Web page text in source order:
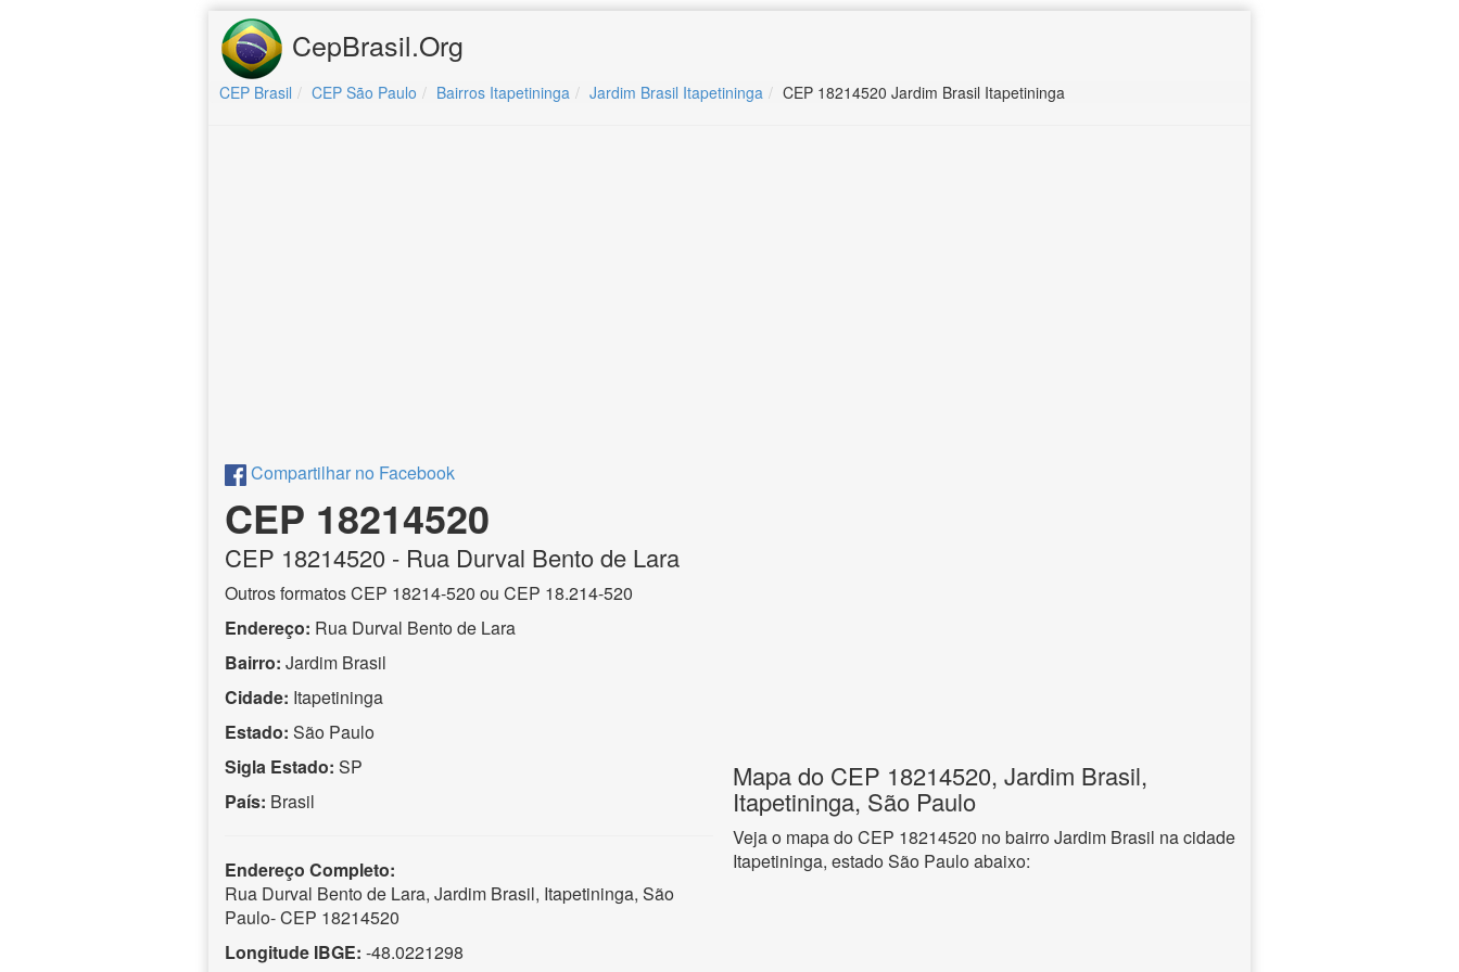
CepBrasil.Org
CEP Brasil CEP São Paulo Bairros Itapetininga Jardim Brasil Itapetininga CEP 18214520 Jardim Brasil Itapetininga
Compartilhar no Facebook
CEP 18214520
CEP 18214520 - Rua Durval Bento de Lara
Outros formatos CEP 18214-520 ou CEP 18.214-520
Endereço: Rua Durval Bento de Lara
Bairro: Jardim Brasil
Cidade: Itapetininga
Estado: São Paulo
Sigla Estado: SP
País: Brasil
Endereço Completo:
Rua Durval Bento de Lara, Jardim Brasil, Itapetininga, São
Paulo- CEP 18214520
Longitude IBGE: -48.0221298
Mapa do CEP 18214520, Jardim Brasil,
Itapetininga, São Paulo
Veja o mapa do CEP 18214520 no bairro Jardim Brasil na cidade
Itapetininga, estado São Paulo abaixo: